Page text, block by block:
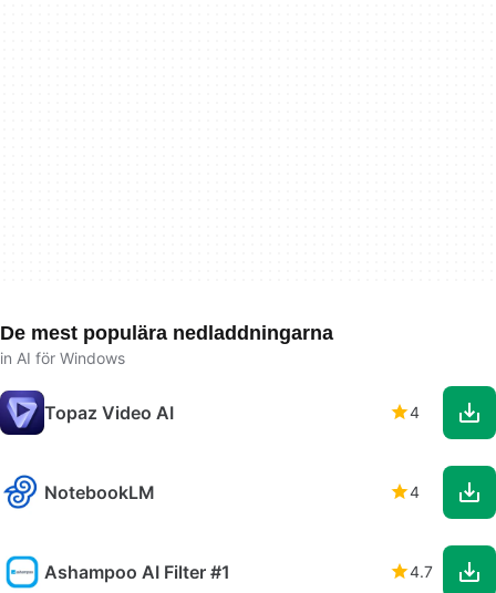
De mest populära nedladdningarna
in AI för Windows
Topaz Video AI 4
NotebookLM 4
Ashampoo AI Filter #1 4.7